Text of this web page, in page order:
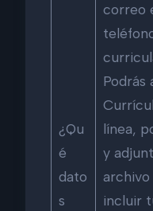
¿Qu
é
dato
s
correo
Podrás
línea,
y
archivo
incluir